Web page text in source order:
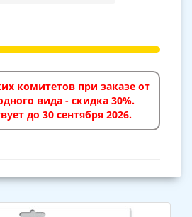
комитетов при заказе от
вида - скидка 30%.
до 30 сентября 2026.